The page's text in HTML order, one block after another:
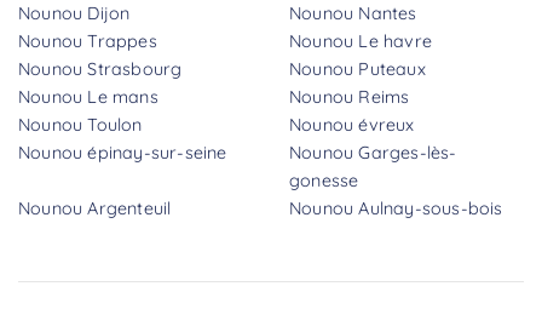
Nounou Dijon
Nounou Nantes
Nounou Trappes
Nounou Le havre
Nounou Strasbourg
Nounou Puteaux
Nounou Le mans
Nounou Reims
Nounou Toulon
Nounou évreux
Nounou épinay-sur-seine
Nounou Garges-lès-
gonesse
Nounou Argenteuil
Nounou Aulnay-sous-bois